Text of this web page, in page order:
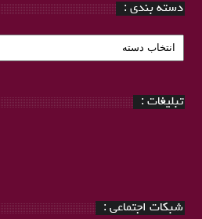
دسته بندی :
دسته
بندی
تبلیغات :
شبکات اجتماعی :